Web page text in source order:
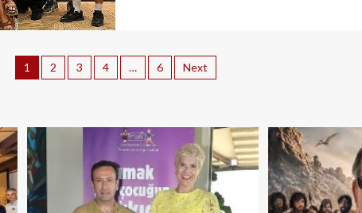
1 2 3 4 … 6 Next